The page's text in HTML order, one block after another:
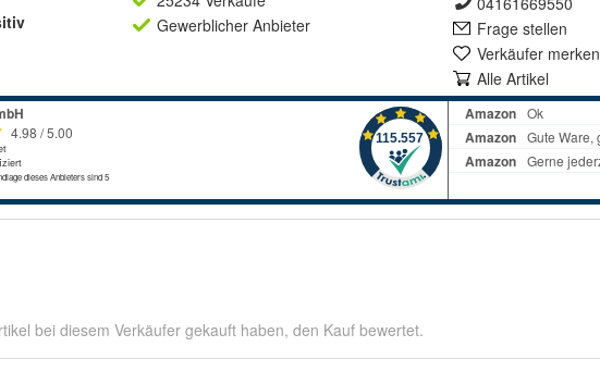
Gewerblicher Anbieter
Frage stellen
Verkäufer merken
Alle Artikel
bei diesem Verkäufer gekauft haben, den Kauf bewertet.